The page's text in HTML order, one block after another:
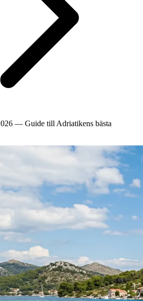
— Guide till Adriatikens bästa